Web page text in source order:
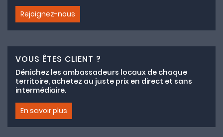
Rejoignez-nous
VOUS ÊTES CLIENT ?
Dénichez les ambassadeurs locaux de chaque
territoire, achetez au juste prix en direct et sans
intermédiaire.
En savoir plus